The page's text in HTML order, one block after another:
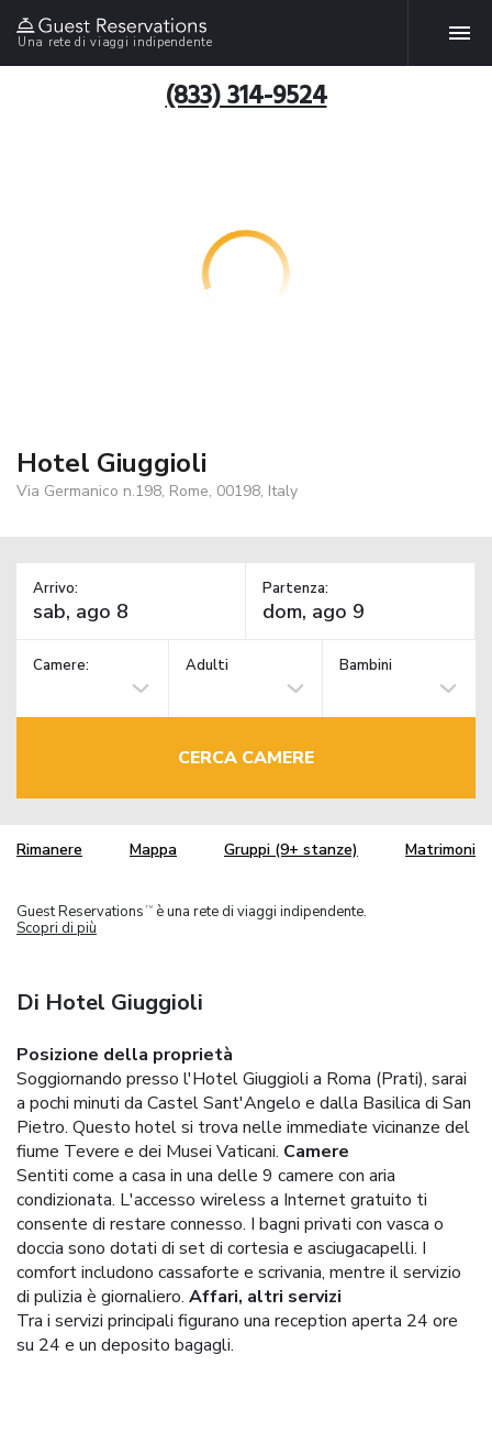
Una rete di viaggi indipendente
(833) 314-9524
Hotel Giuggioli
Via Germanico n.198, Rome, 00198, Italy
Arrivo: Partenza:
Camere: Adulti Bambini
CERCA CAMERE
Rimanere Mappa Gruppi (9+ stanze) Matrimoni
Guest Reservations TM
è una rete di viaggi indipendente.
Scopri di più
Di Hotel Giuggioli
Posizione della proprietà
Soggiornando presso l'Hotel Giuggioli a Roma (Prati), sarai
a pochi minuti da Castel Sant'Angelo e dalla Basilica di San
Pietro. Questo hotel si trova nelle immediate vicinanze del
fiume Tevere e dei Musei Vaticani. Camere
Sentiti come a casa in una delle 9 camere con aria
condizionata. L'accesso wireless a Internet gratuito ti
consente di restare connesso. I bagni privati con vasca o
doccia sono dotati di set di cortesia e asciugacapelli. I
comfort includono cassaforte e scrivania, mentre il servizio
di pulizia è giornaliero. Affari, altri servizi
Tra i servizi principali figurano una reception aperta 24 ore
su 24 e un deposito bagagli.